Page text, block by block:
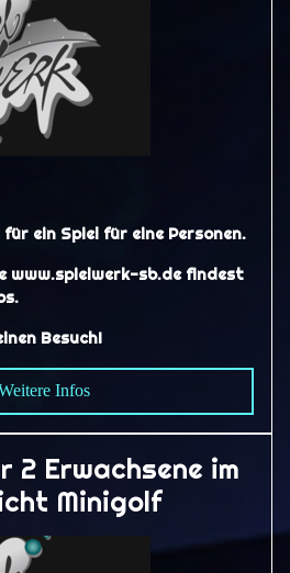
ein Spiel für eine Personen.
www.spielwerk-sb.de findest
Besuch!
Infos
2 Erwachsene im
Minigolf